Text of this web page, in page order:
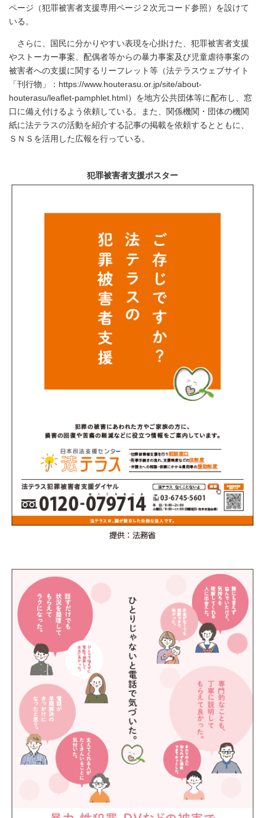
ページ（犯罪被害者支援専用ページ２次元コード参照）を設けて
いる。
さらに、国民に分かりやすい表現を心掛けた、犯罪被害者支援
やストーカー事案、配偶者等からの暴力事案及び児童虐待事案の
被害者への支援に関するリーフレット等（法テラスウェブサイト
「刊行物」：https://www.houterasu.or.jp/site/about-
houterasu/leaflet-pamphlet.html）を地方公共団体等に配布し、窓
口に備え付けるよう依頼している。また、関係機関・団体の機関
紙に法テラスの活動を紹介する記事の掲載を依頼するとともに、
ＳＮＳを活用した広報を行っている。
犯罪被害者支援ポスター